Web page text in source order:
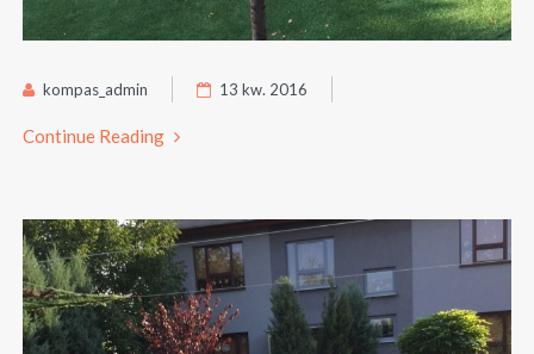
kompas_admin 13 kw. 2016
Continue Reading